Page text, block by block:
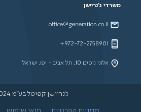
משרדי ג'נריישן
office@generation.co.il
972-72-2758901+
אלוני ניסים 10, תל אביב - יפו, ישראל
ג'נריישן קפיטל בע"מ 2024 ©